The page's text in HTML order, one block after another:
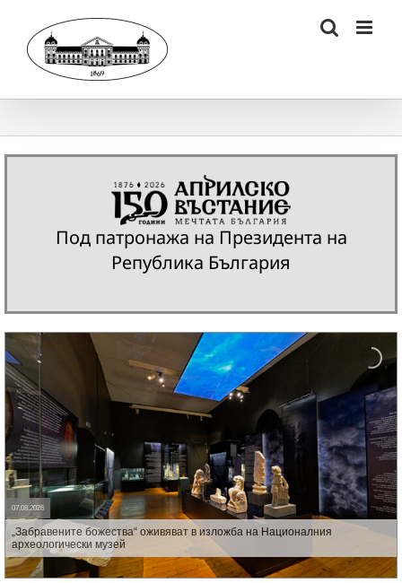
content
Под патронажа на Президента на
Република България
„Забравените божества“ оживяват в изложба на Националния
археологически музей
07.08.2026